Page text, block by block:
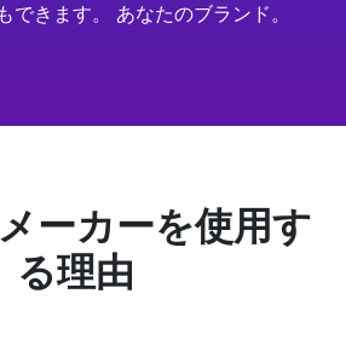
できます。 あなたのブランド。
ーカーを使用す
る理由